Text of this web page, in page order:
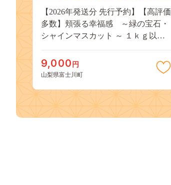
【2026年発送分 先行予約】【高評価
多数】頬張る幸福感 ～緑の宝石・
シャインマスカット ～ １ｋｇ以上
物 くだもの シャイン マスカット ぶ
どう ブドウ 葡萄 大粒 種なし 先行予
九千円
9,000 円
山梨県富士川町